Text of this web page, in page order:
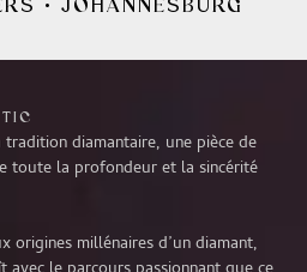
• JOHANNESBURG
diamantaire, une pièce de
toute la profondeur et la sincérité
origines millénaires d’un diamant,